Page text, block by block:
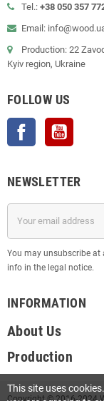
Tel.: +38 050 357
Email:
Production: 22
Kyiv region, Ukraine
FOLLOW US
Facebook
NEWSLETTER
You may unsubscribe
info in the legal notice.
INFORMATION
About Us
Production
Copyright © 2016-2024
This site uses